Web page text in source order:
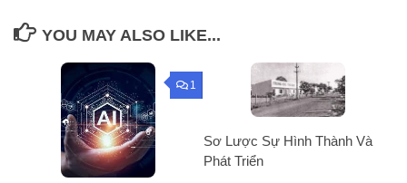
YOU MAY ALSO LIKE...
1
Sơ Lược Sự Hình Thành Và
Phát Triển